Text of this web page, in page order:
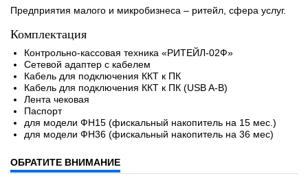
Предприятия малого и микробизнеса – ритейл, сфера услуг.
Комплектация
Контрольно-кассовая техника «РИТЕЙЛ-02Ф»
Сетевой адаптер с кабелем
Кабель для подключения ККТ к ПК
Кабель для подключения ККТ к ПК (USB A-B)
Лента чековая
Паспорт
для модели ФН15 (фискальный накопитель на 15 мес.)
для модели ФН36 (фискальный накопитель на 36 мес)
ОБРАТИТЕ ВНИМАНИЕ